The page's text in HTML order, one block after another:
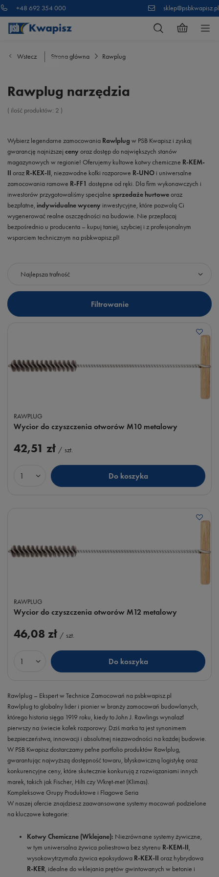
+48 692 354 000 sklep@psbkwapisz.pl
Wstecz Strona główna Rawplug
Rawplug narzędzia
( ilość produktów: 2 )
Wybierz legendarne zamocowania Rawlplug w PSB Kwapisz i zyskaj
gwarancję najniższej cenyoraz dostęp do największych stanów
magazynowych w regionie! Oferujemy kultowe kotwy chemiczne R-KEM-
II oraz R-KEX-II, niezawodne kołki rozporowe R-UNO i uniwersalne
zamocowania ramowe R-FF1 dostępne od ręki. Dla firm wykonawczych i
inwestorów przygotowaliśmy specjalne sprzedaże hurtoweoraz
bezpłatne, indywidualne wyceny inwestycyjne, które pozwolą Ci
wygenerować realne oszczędności na budowie. Nie przepłacaj
bezpośrednio u producenta – kupuj taniej, szybciej i z profesjonalnym
wsparciem technicznym na psbkwapisz.pl!
Zmień sortowanie
Najlepsza trafność
Filtrowanie
RAWPLUG
Wycior do czyszczenia otworów M10 metalowy
42,51 zł / szt.
Ilość produktów Do koszyka
RAWPLUG
Wycior do czyszczenia otworów M12 metalowy
46,08 zł / szt.
Ilość produktów Do koszyka
Rawlplug – Ekspert w Technice Zamocowań na psbkwapisz.pl
Rawlplug to globalny lider i pionier w branży zamocowań budowlanych,
którego historia sięga 1919 roku, kiedy to John J. Rawlings wynalazł
pierwszy na świecie kołek rozporowy. Dziś marka ta jest synonimem
bezpieczeństwa, innowacji i absolutnej niezawodności na każdej budowie.
W PSB Kwapisz dostarczamy pełne portfolio produktów Rawlplug,
gwarantując najwyższą dostępność towaru, błyskawiczną logistykę oraz
konkurencyjne ceny, które skutecznie konkurują z rozwiązaniami innych
marek, takich jak Fischer, Hilti czy Wkręt-met (Klimas).
Kompleksowe Grupy Produktowe i Flagowe Seria
W naszej ofercie znajdziesz zaawansowane systemy mocowań podzielone
na kluczowe kategorie:
Kotwy Chemiczne (Wklejane): Niezrównane systemy żywiczne,
w tym uniwersalna żywica poliestrowa bez styrenu R-KEM-II,
wysokowytrzymała żywica epoksydowa R-KEX-II oraz hybrydowa
R-KER, idealne do wklejania prętów gwintowanych w betonie i